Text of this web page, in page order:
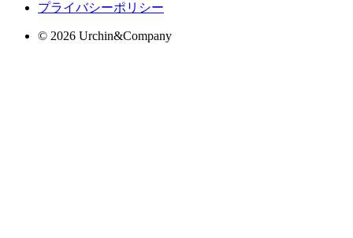
プライバシーポリシー
© 2026 Urchin&Company